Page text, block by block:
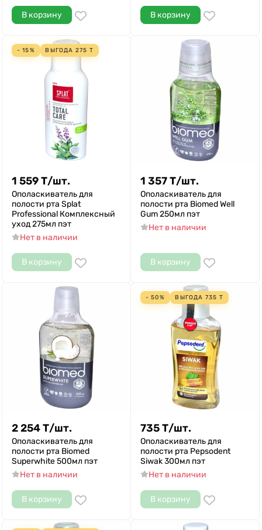
В корзину В корзину
- 15% ВЫГОДА 275 Т
1 559Т/шт.
Ополаскиватель для
полости рта Splat
Professional Комплексный
уход 275мл пэт
Нет в наличии
В корзину
1 357Т/шт.
Ополаскиватель для
полости рта Biomed Well
Gum 250мл пэт
Нет в наличии
В корзину
2 254Т/шт.
Ополаскиватель для
полости рта Biomed
Superwhite 500мл пэт
Нет в наличии
В корзину
- 50% ВЫГОДА 735 Т
735Т/шт.
Ополаскиватель для
полости рта Pepsodent
Siwak 300мл пэт
Нет в наличии
В корзину